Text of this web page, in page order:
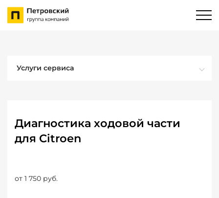
Услуги сервиса
Диагностика ходовой части
для Citroen
от 1 750 руб.